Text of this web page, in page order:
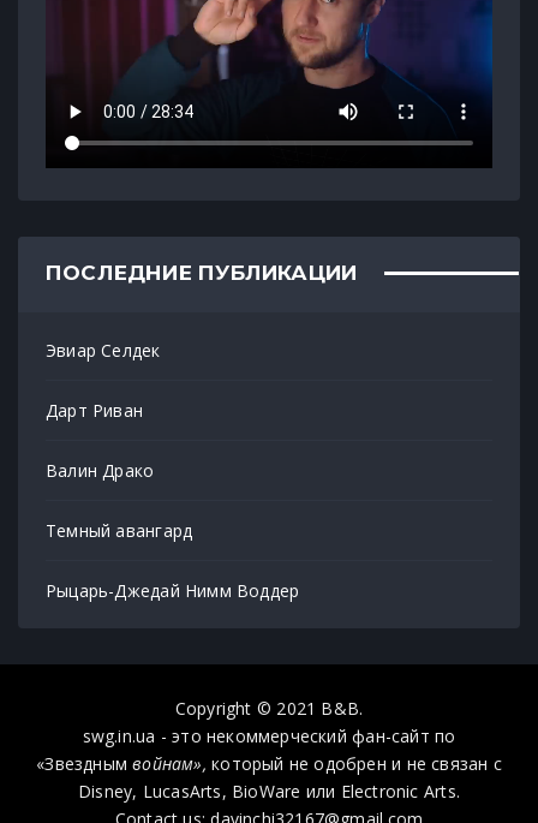
ПОСЛЕДНИЕ ПУБЛИКАЦИИ
Эвиар Селдек
Дарт Риван
Валин Драко
Темный авангард
Рыцарь-Джедай Нимм Воддер
Copyright © 2021 B&B.
swg.in.ua - это некоммерческий фан-сайт по
«Звезднымвойнам», который не одобрен и не связан с
Disney, LucasArts, BioWare или Electronic Arts.
Contact us: davinchi32167@gmail.com